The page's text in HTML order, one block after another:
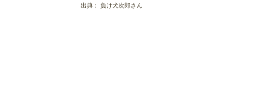
出典： 負け犬次郎さん